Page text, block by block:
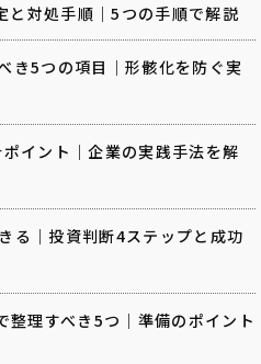
と対処手順｜5つの手順で解説
き5つの項目｜形骸化を防ぐ実
イント｜企業の実践手法を解
る｜投資判断4ステップと成功
理すべき5つ｜準備のポイント